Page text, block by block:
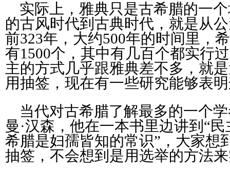
实际上，雅典只是古希腊的一
的古风时代到古典时代，就是从
前323年，大约500年的时间里，
有1500个，其中有几百个都实行
主的方式几乎跟雅典差不多，就
用抽签，现在有一些研究能够表
当代对古希腊了解最多的一个
曼·汉森，他在一本书里边讲到“
希腊是妇孺皆知的常识”，大家想
抽签，不会想到是用选举的方法